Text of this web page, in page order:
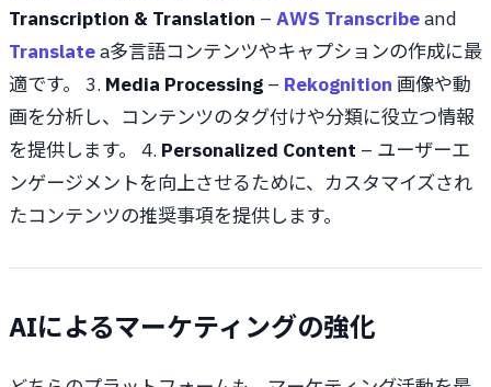
Transcription & Translation – AWS Transcribeand
Translatea多言語コンテンツやキャプションの作成に最
適です。 3. Media Processing – Rekognition 画像や動
画を分析し、コンテンツのタグ付けや分類に役立つ情報
を提供します。 4. Personalized Content – ユーザーエ
ンゲージメントを向上させるために、カスタマイズされ
たコンテンツの推奨事項を提供します。
AIによるマーケティングの強化